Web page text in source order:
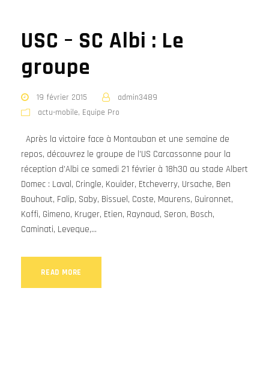
USC – SC Albi : Le
groupe
19 février 2015
admin3489
actu-mobile, Equipe Pro
Après la victoire face à Montauban et une semaine de
repos, découvrez le groupe de l’US Carcassonne pour la
réception d’Albi ce samedi 21 février à 18h30 au stade Albert
Domec : Laval, Cringle, Kouider, Etcheverry, Ursache, Ben
Bouhout, Falip, Saby, Bissuel, Coste, Maurens, Guironnet,
Koffi, Gimeno, Kruger, Etien, Raynaud, Seron, Bosch,
Caminati, Leveque,...
READ MORE